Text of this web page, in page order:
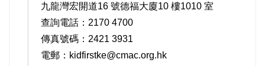
九龍灣宏開道16 號德福大廈10 樓1010 室
查詢電話：2170 4700
傳真號碼：2421 3931
電郵： kidfirstke@cmac.org.hk